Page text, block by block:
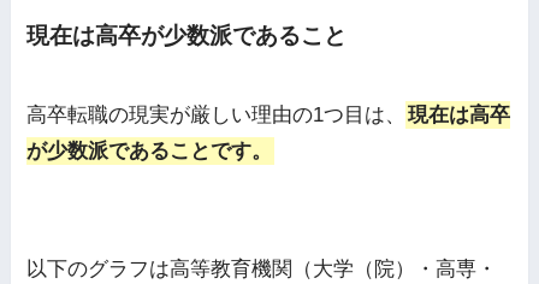
現在は高卒が少数派であること
高卒転職の現実が厳しい理由の1つ目は、
現在は高卒
が少数派であることです。
以下のグラフは高等教育機関（大学（院）・高専・